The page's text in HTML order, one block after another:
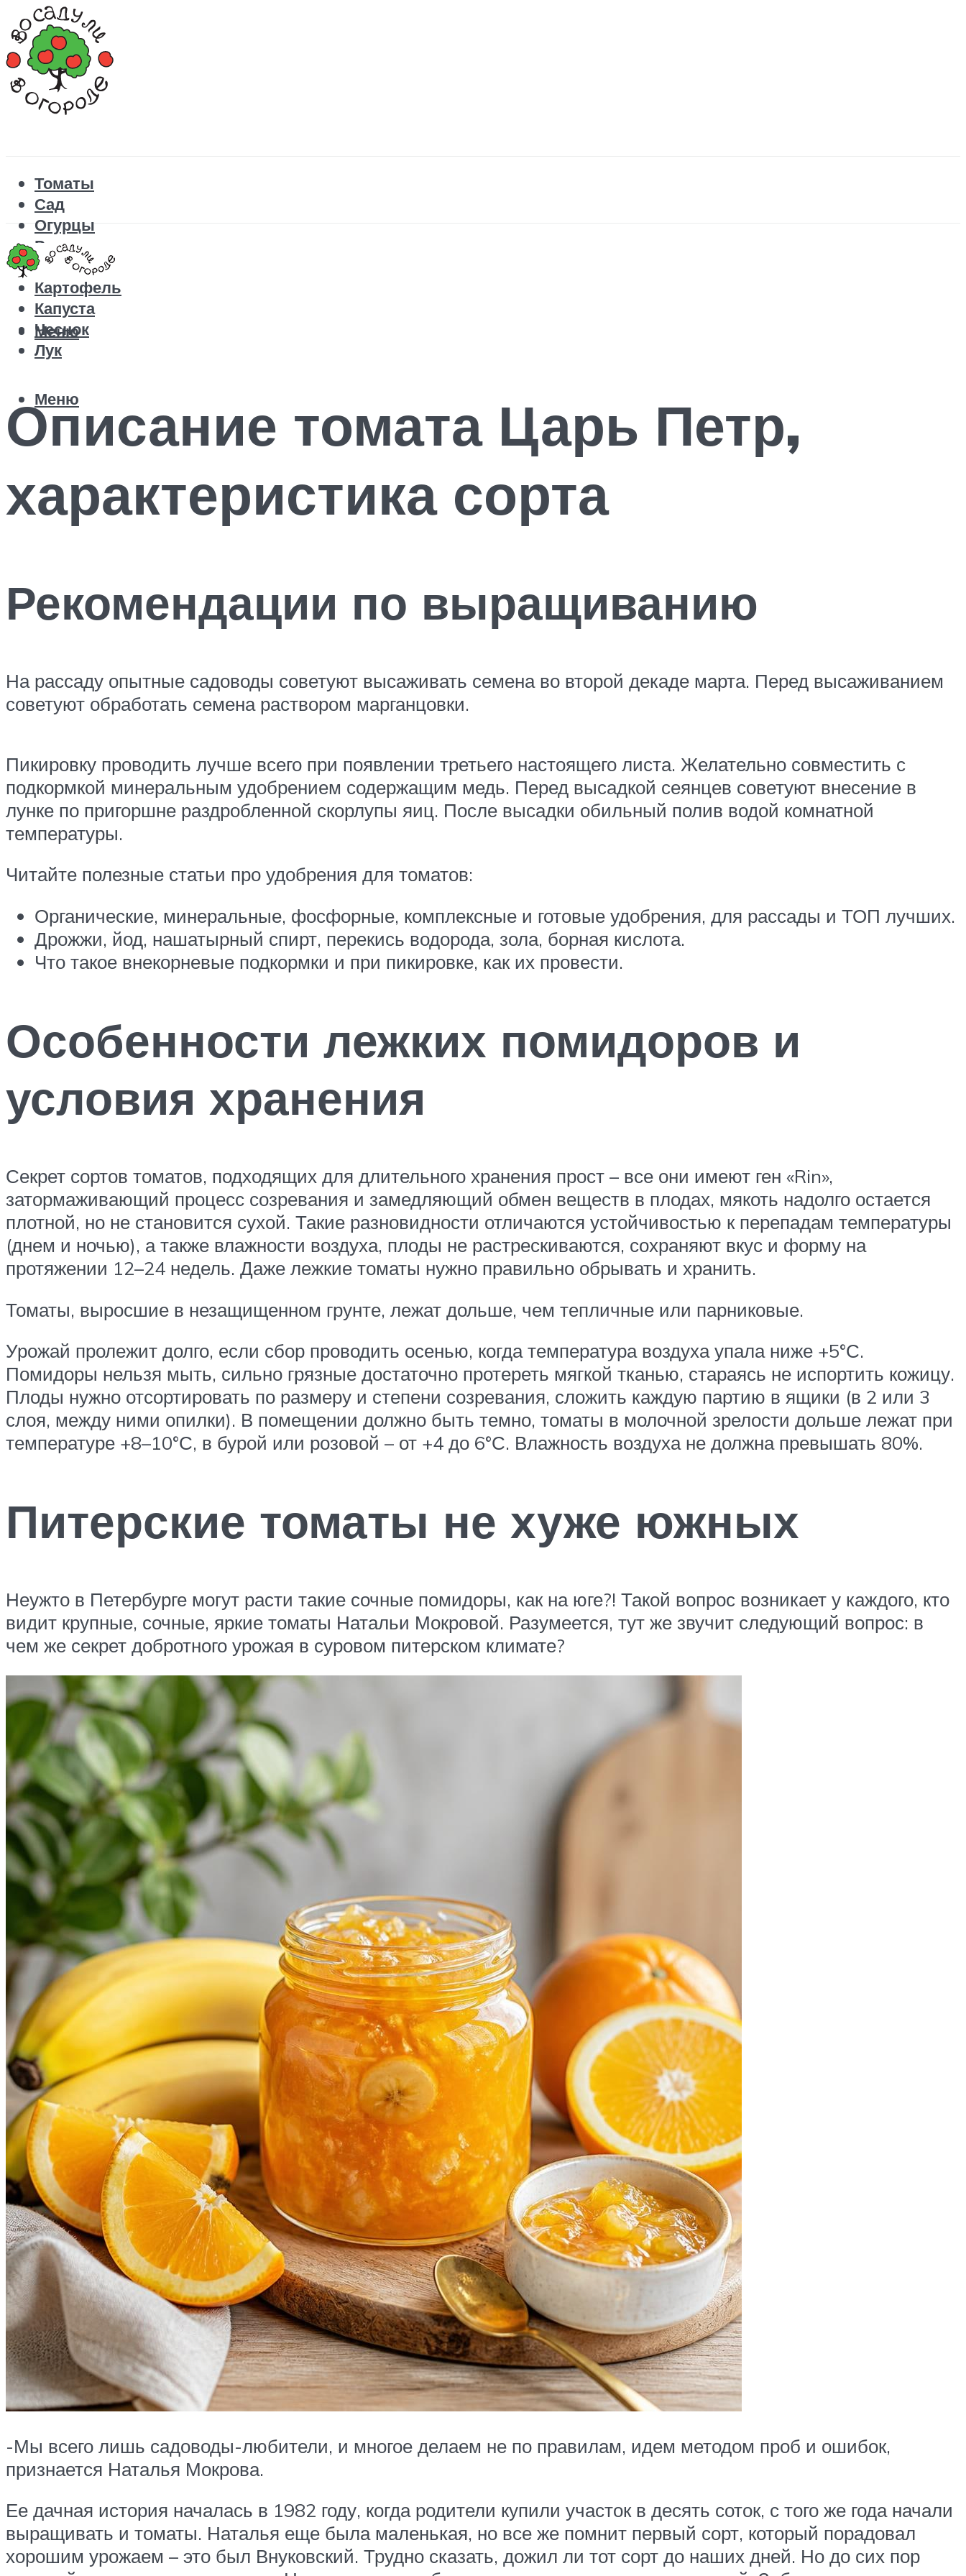
Томаты
Сад
Огурцы
Рецепты
Перец
Картофель
Капуста
Чеснок
Лук
Меню
Меню
Описание томата Царь Петр,
характеристика сорта
Рекомендации по выращиванию
На рассаду опытные садоводы советуют высаживать семена во второй декаде марта. Перед высаживанием
советуют обработать семена раствором марганцовки.
Пикировку проводить лучше всего при появлении третьего настоящего листа. Желательно совместить с
подкормкой минеральным удобрением содержащим медь. Перед высадкой сеянцев советуют внесение в
лунке по пригоршне раздробленной скорлупы яиц. После высадки обильный полив водой комнатной
температуры.
Читайте полезные статьи про удобрения для томатов:
Органические, минеральные, фосфорные, комплексные и готовые удобрения, для рассады и ТОП лучших.
Дрожжи, йод, нашатырный спирт, перекись водорода, зола, борная кислота.
Что такое внекорневые подкормки и при пикировке, как их провести.
Особенности лежких помидоров и
условия хранения
Секрет сортов томатов, подходящих для длительного хранения прост – все они имеют ген «Rin»,
затормаживающий процесс созревания и замедляющий обмен веществ в плодах, мякоть надолго остается
плотной, но не становится сухой. Такие разновидности отличаются устойчивостью к перепадам температуры
(днем и ночью), а также влажности воздуха, плоды не растрескиваются, сохраняют вкус и форму на
протяжении 12–24 недель. Даже лежкие томаты нужно правильно обрывать и хранить.
Томаты, выросшие в незащищенном грунте, лежат дольше, чем тепличные или парниковые.
Урожай пролежит долго, если сбор проводить осенью, когда температура воздуха упала ниже +5°С.
Помидоры нельзя мыть, сильно грязные достаточно протереть мягкой тканью, стараясь не испортить кожицу.
Плоды нужно отсортировать по размеру и степени созревания, сложить каждую партию в ящики (в 2 или 3
слоя, между ними опилки). В помещении должно быть темно, томаты в молочной зрелости дольше лежат при
температуре +8–10°С, в бурой или розовой – от +4 до 6°С. Влажность воздуха не должна превышать 80%.
Питерские томаты не хуже южных
Неужто в Петербурге могут расти такие сочные помидоры, как на юге?! Такой вопрос возникает у каждого, кто
видит крупные, сочные, яркие томаты Натальи Мокровой. Разумеется, тут же звучит следующий вопрос: в
чем же секрет добротного урожая в суровом питерском климате?
-Мы всего лишь садоводы-любители, и многое делаем не по правилам, идем методом проб и ошибок,
признается Наталья Мокрова.
Ее дачная история началась в 1982 году, когда родители купили участок в десять соток, с того же года начали
выращивать и томаты. Наталья еще была маленькая, но все же помнит первый сорт, который порадовал
хорошим урожаем – это был Внуковский. Трудно сказать, дожил ли тот сорт до наших дней. Но до сих пор